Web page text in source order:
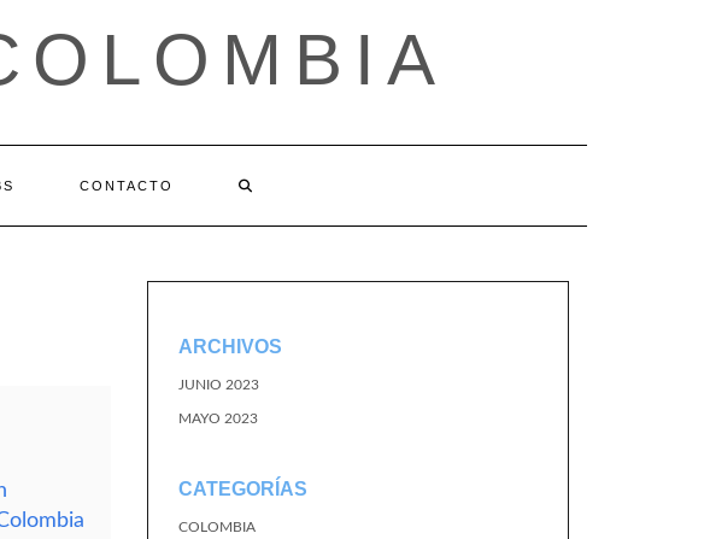
CONTACTO
ARCHIVOS
JUNIO 2023
MAYO 2023
CATEGORÍAS
COLOMBIA